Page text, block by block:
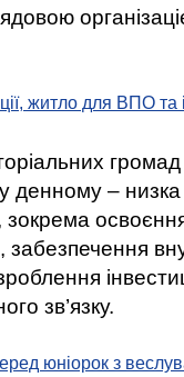
житло для ВПО
громад
денному –
освоєння
забезпечення
зв’язку.
юніорок з